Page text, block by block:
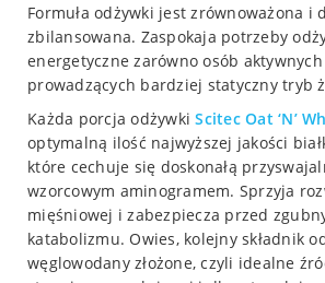
Formuła odżywki jest zrównoważona i
zbilansowana. Zaspokaja potrzeby
energetyczne zarówno osób
prowadzących bardziej statyczny tryb
Każda porcja odżywkiScitec Oat ‘N’
optymalną ilość najwyższej jakości
które cechuje się doskonałą
wzorcowym aminogramem. Sprzyja
mięśniowej i zabezpiecza przed
katabolizmu. Owies, kolejny składnik
węglowodany złożone, czyli idealne